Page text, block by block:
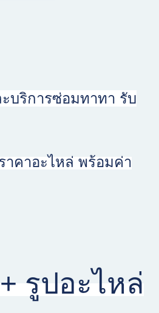
บริการซ่อมทาทา รับ
าคาอะไหล่ พร้อมค่า
รูปอะไหล่